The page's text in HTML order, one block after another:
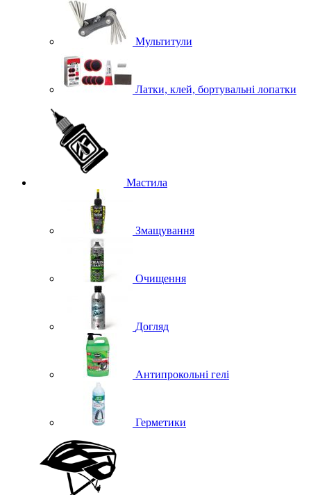
Мультитули
Латки, клей, бортувальні лопатки
Мастила
Змащування
Очищення
Догляд
Антипрокольні гелі
Герметики